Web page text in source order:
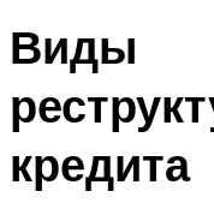
Виды
кредита